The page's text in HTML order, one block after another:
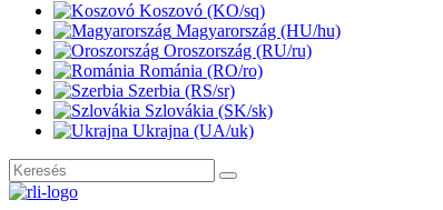
Koszovó (KO/sq)
Magyarország (HU/hu)
Oroszország (RU/ru)
Románia (RO/ro)
Szerbia (RS/sr)
Szlovákia (SK/sk)
Ukrajna (UA/uk)